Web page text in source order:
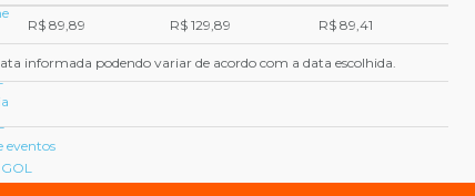
eventos
R$ 89,89 R$ 129,89 R$ 89,41
informada podendo variar de acordo com a data escolhida.